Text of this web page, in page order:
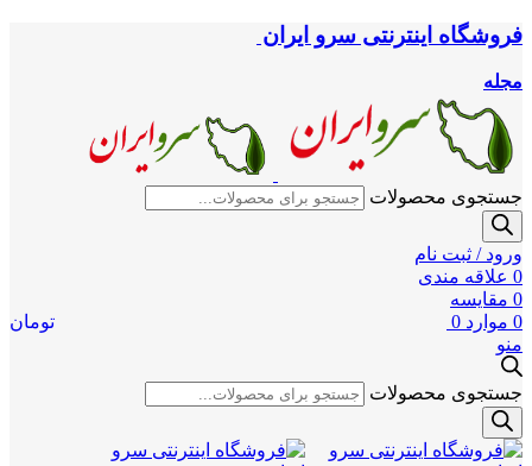
فروشگاه اینترنتی سرو ایران
مجله
جستجوی محصولات
ورود / ثبت نام
0 علاقه مندی
0 مقایسه
0 موارد 0
تومان
منو
جستجوی محصولات